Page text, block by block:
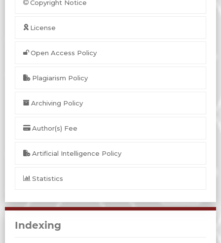
Copyright Notice
License
Open Access Policy
Plagiarism Policy
Archiving Policy
Author(s) Fee
Artificial Intelligence Policy
Statistics
Indexing